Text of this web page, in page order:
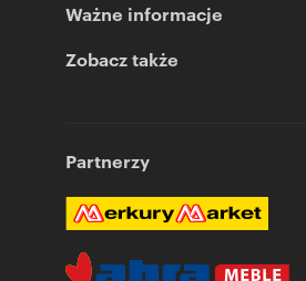
Ważne informacje
Zobacz także
Partnerzy